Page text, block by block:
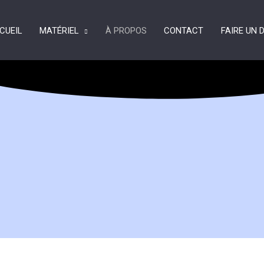
MATÉRIEL À PROPOS CONTACT FAIRE UN